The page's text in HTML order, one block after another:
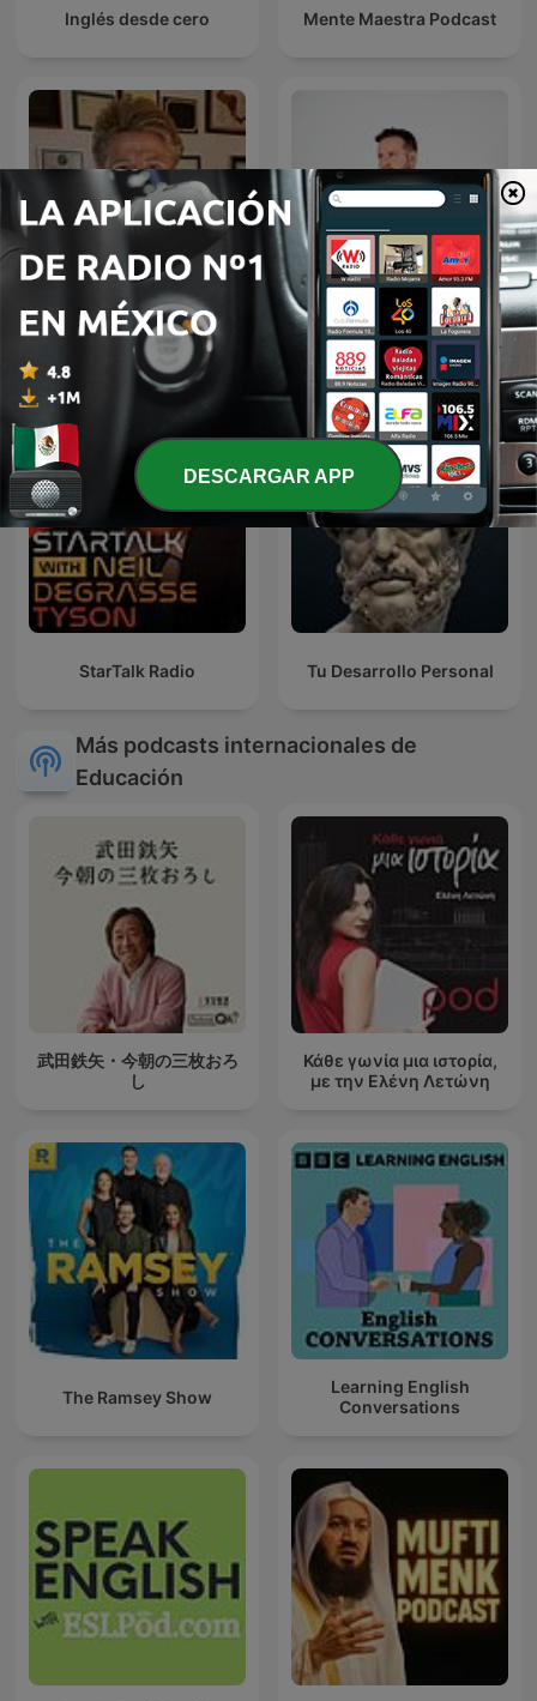
Inglés desde cero Mente Maestra Podcast
Rosa Argentina Rivas
Lacayo
Diego Ruzzarin
StarTalk Radio Tu Desarrollo Personal
Más podcasts internacionales de
Educación
武田鉄矢・今朝の三枚おろ
し
Κάθε γωνία μια ιστορία,
με την Ελένη Λετώνη
The Ramsey Show
Learning English
Conversations
DESCARGAR APP